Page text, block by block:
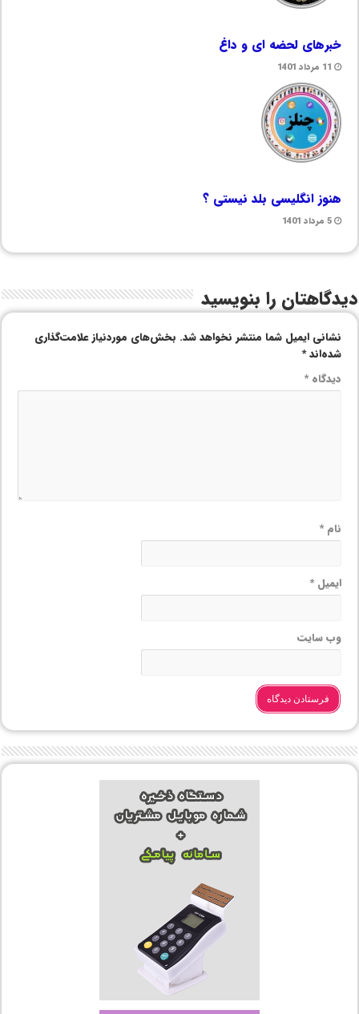
خبرهای لحضه ای و داغ
11 مرداد 1401
هنوز انگلیسی بلد نیستی ؟
5 مرداد 1401
دیدگاهتان را بنویسید
نشانی ایمیل شما منتشر نخواهد شد. بخش‌های موردنیاز علامت‌گذاری
شده‌اند*
دیدگاه*
نام*
ایمیل*
وب‌ سایت